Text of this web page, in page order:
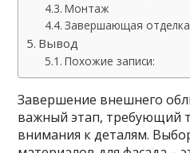
Монтаж
Завершающая отделка
Вывод
Похожие записи:
Завершение внешнего
важный этап, требующий
внимания к деталям.